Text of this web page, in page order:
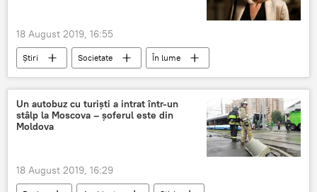
18 August 2019, 16:55
Știri Societate
În lume
Franta
Emmanuel Macron
sotie
bandaj
Un autobuz cu turiști a intrat într-un
stâlp la Moscova – șoferul este din
Moldova
18 August 2019, 16:29